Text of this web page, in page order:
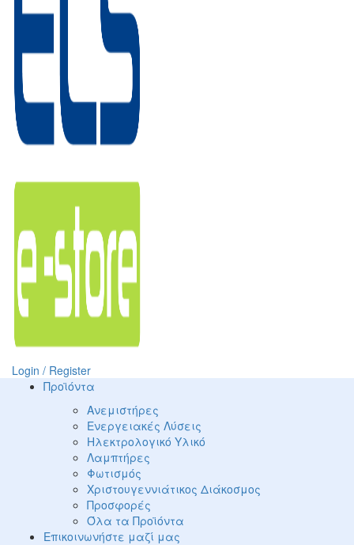
Login / Register
Προϊόντα
Ανεμιστήρες
Ενεργειακές Λύσεις
Ηλεκτρολογικό Υλικό
Λαμπτήρες
Φωτισμός
Χριστουγεννιάτικος Διάκοσμος
Προσφορές
Όλα τα Προϊόντα
Επικοινωνήστε μαζί μας